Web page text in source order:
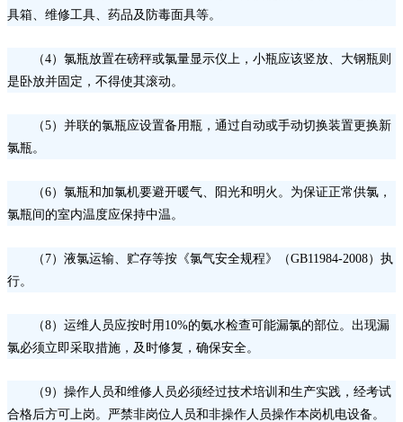
具箱、维修工具、药品及防毒面具等。
（4）氯瓶放置在磅秤或氯量显示仪上，小瓶应该竖放、大钢瓶则
是卧放并固定，不得使其滚动。
（5）并联的氯瓶应设置备用瓶，通过自动或手动切换装置更换新
氯瓶。
（6）氯瓶和加氯机要避开暖气、阳光和明火。为保证正常供氯，
氯瓶间的室内温度应保持中温。
（ 7）液氯运输、贮存等按《氯气安全规程》（GB11984-2008）执
行。
（8）运维人员应按时用10%的氨水检查可能漏氯的部位。出现漏
氯必须立即采取措施，及时修复，确保安全。
（9）操作人员和维修人员必须经过技术培训和生产实践，经考试
合格后方可上岗。严禁非岗位人员和非操作人员操作本岗机电设备。